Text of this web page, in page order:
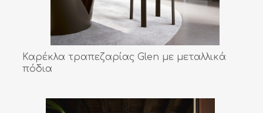
Καρέκλα τραπεζαρίας Glen με μεταλλικά
πόδια